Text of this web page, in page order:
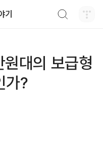
기
대의 보급형
가?